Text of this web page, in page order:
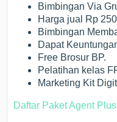
Bimbingan Via
Harga jual Rp
Bimbingan
Dapat
Free Brosur BP.
Pelatihan kelas
Marketing Kit
Daftar Paket Agent Plus